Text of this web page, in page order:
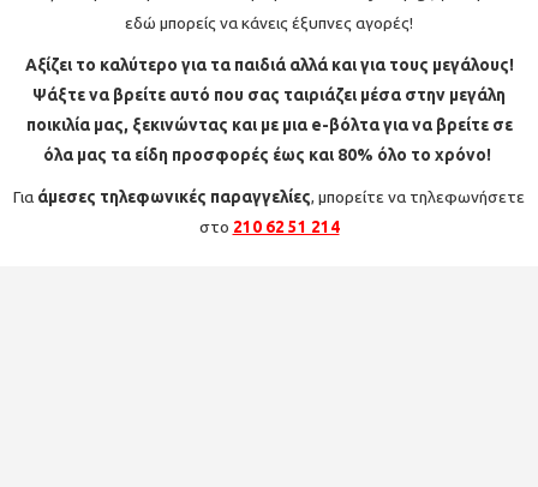
εδώ μπορείς να κάνεις έξυπνες αγορές!
Αξίζει το καλύτερο για τα παιδιά αλλά και για τους μεγάλους!
Ψάξτε να βρείτε αυτό που σας ταιριάζει μέσα στην μεγάλη
ποικιλία μας, ξεκινώντας και με μια e-βόλτα για να βρείτε σε
όλα μας τα είδη προσφορές έως και 80% όλο το χρόνο!
Για άμεσες τηλεφωνικές παραγγελίες, μπορείτε να τηλεφωνήσετε
στο 210 62 51 214